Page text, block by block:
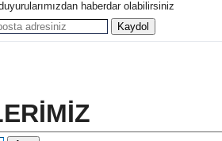
haberdar olabilirsiniz